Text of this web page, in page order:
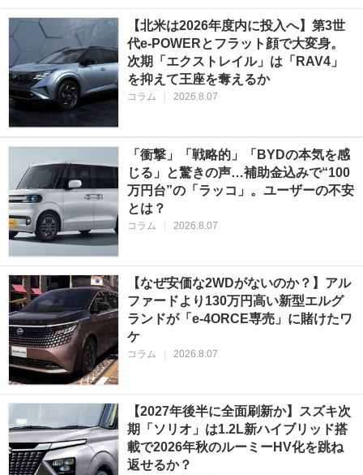
【北米は2026年度内に投入へ】第3世
代e-POWERとフラット顔で大変身。
次期「エクストレイル」は「RAV4」
を抑えて王座を奪えるか
コラム 2026.8.07
「衝撃」「戦略的」「BYDの本気を感
じる」と驚きの声…補助金込みで“100
万円台”の「ラッコ」。ユーザーの不安
とは？
コラム 2026.8.07
【なぜ安価な2WDがないのか？】アル
ファードより130万円高い新型エルグ
ランドが「e-4ORCE専売」に賭けたワ
ケ
コラム | 2026.8.07
【2027年後半に全面刷新か】スズキ次
期「ソリオ」は1.2L新ハイブリッド搭
載で2026年秋のルーミーHV化を跳ね
返せるか？